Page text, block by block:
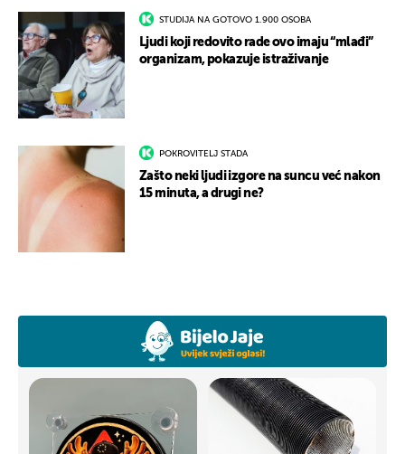
STUDIJA NA GOTOVO 1.900 OSOBA
Ljudi koji redovito rade ovo imaju “mlađi”
organizam, pokazuje istraživanje
POKROVITELJ STADA
Zašto neki ljudi izgore na suncu već nakon
15 minuta, a drugi ne?